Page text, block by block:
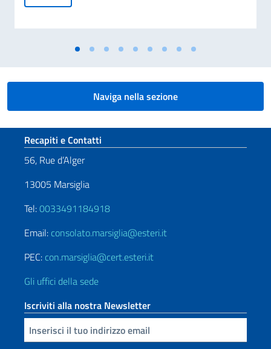
Naviga nella sezione
Sezione footer
Recapiti e Contatti
56, Rue d’Alger
13005 Marsiglia
Tel:0033491184918
Email: consolato.marsiglia@esteri.it
PEC: con.marsiglia@cert.esteri.it
Gli uffici della sede
Iscriviti alla nostra Newsletter
Inserisci la tua email